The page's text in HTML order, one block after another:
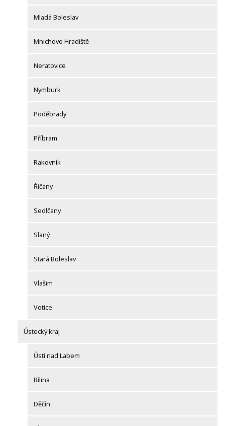
Mladá Boleslav
Mnichovo Hradiště
Neratovice
Nymburk
Poděbrady
Příbram
Rakovník
Říčany
Sedlčany
Slaný
Stará Boleslav
Vlašim
Votice
Ústecký kraj
Ústí nad Labem
Bílina
Děčín